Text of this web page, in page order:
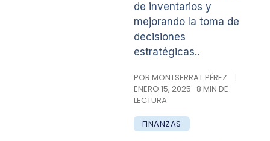
de inventarios y
mejorando la toma de
decisiones
estratégicas..
POR MONTSERRAT PÉREZ
|
ENERO 15, 2025 · 8 MIN DE
LECTURA
FINANZAS